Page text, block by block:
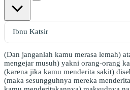
(Dan janganlah kamu merasa lemah)
mengejar musuh) yakni orang-orang
(karena jika kamu menderita sakit)
(maka sesungguhnya mereka